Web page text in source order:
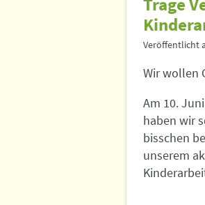
Trage
Veröffentlicht
Wir wollen
Am 10.
haben wir
bisschen
unserem